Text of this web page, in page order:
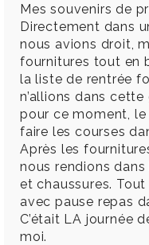
Mes souvenirs de
Directement dans
nous avions droit,
fournitures tout en
la liste de rentrée
n’allions dans
pour ce moment, le
faire les courses
Après les
nous rendions
et chaussures.
avec pause repas
C’était LA journée
moi.